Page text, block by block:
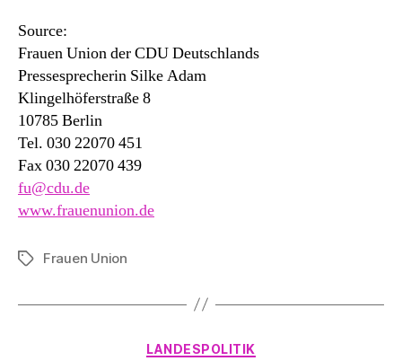
Source:
Frauen Union der CDU Deutschlands
Pressesprecherin Silke Adam
Klingelhöferstraße 8
10785 Berlin
Tel. 030 22070 451
Fax 030 22070 439
fu@cdu.de
www.frauenunion.de
Schlagwörter
Frauen Union
Kategorien
LANDESPOLITIK